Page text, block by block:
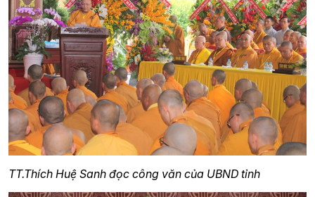
TT.Thích Huệ Sanh đọc công văn của UBND tỉnh